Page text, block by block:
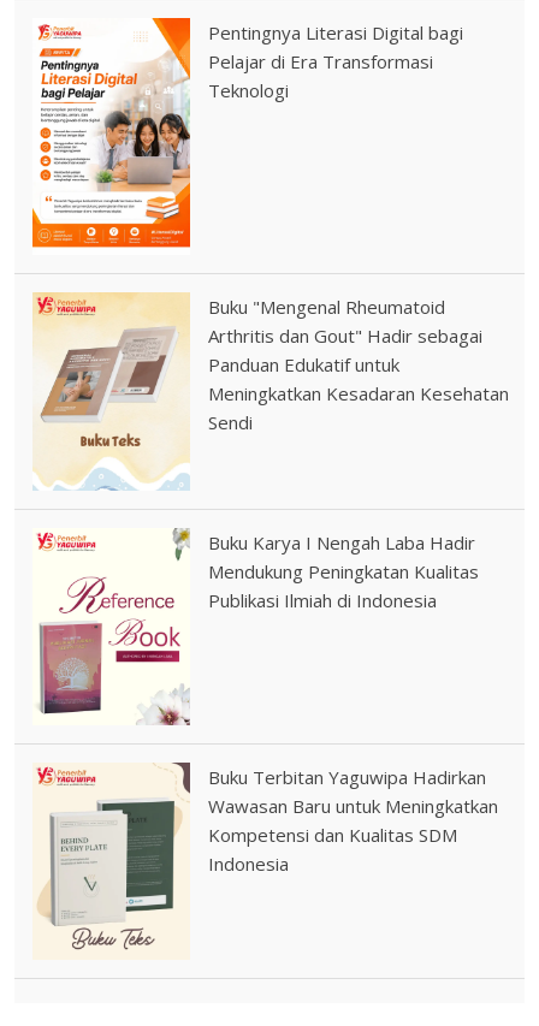
Pentingnya Literasi Digital bagi
Pelajar di Era Transformasi
Teknologi
Buku "Mengenal Rheumatoid
Arthritis dan Gout" Hadir sebagai
Panduan Edukatif untuk
Meningkatkan Kesadaran Kesehatan
Sendi
Buku Karya I Nengah Laba Hadir
Mendukung Peningkatan Kualitas
Publikasi Ilmiah di Indonesia
Buku Terbitan Yaguwipa Hadirkan
Wawasan Baru untuk Meningkatkan
Kompetensi dan Kualitas SDM
Indonesia